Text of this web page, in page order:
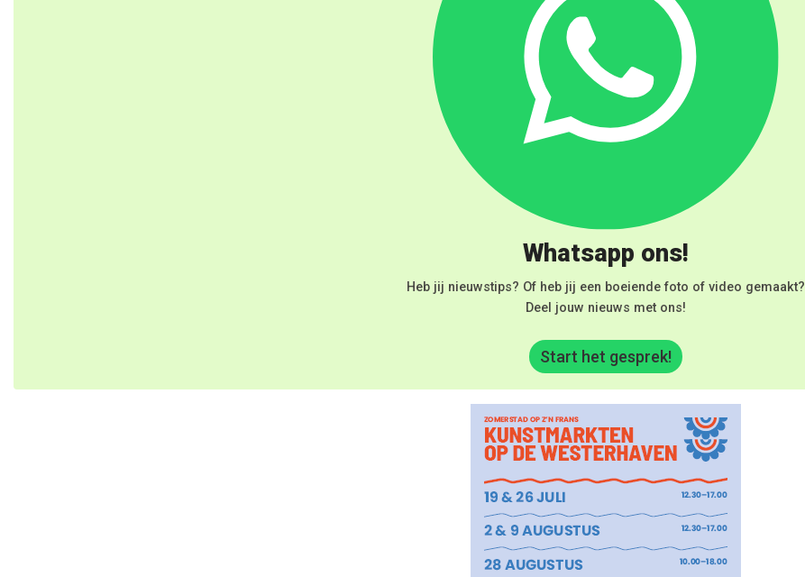
Whatsapp ons!
Heb jij nieuwstips? Of heb jij een boeiende foto of video gemaakt?
Deel jouw nieuws met ons!
Start het gesprek!